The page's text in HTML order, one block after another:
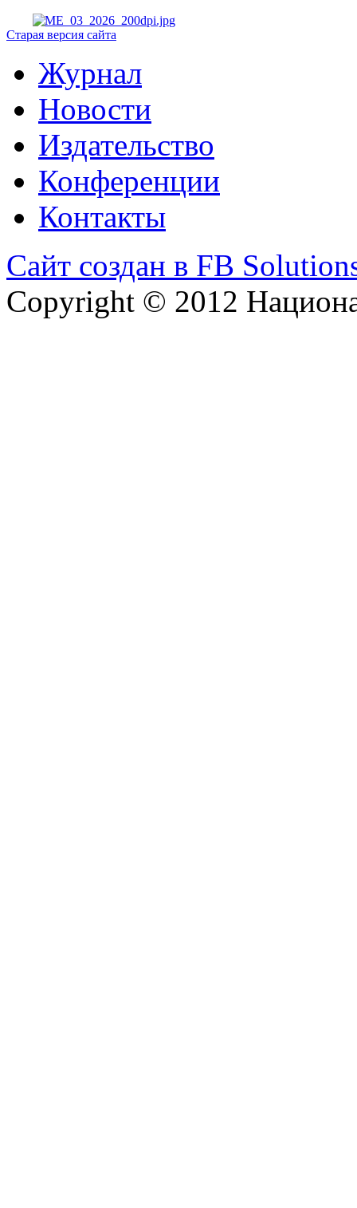
Старая версия сайта
Журнал
Новости
Издательство
Конференции
Контакты
Сайт создан в FB
Copyright © 2012